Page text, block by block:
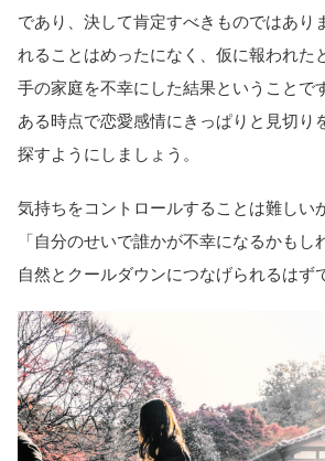
であり、決して肯定すべきものではあり
れることはめったになく、仮に報われた
手の家庭を不幸にした結果ということで
ある時点で恋愛感情にきっぱりと見切り
探すようにしましょう。
気持ちをコントロールすることは難しい
「自分のせいで誰かが不幸になるかもし
自然とクールダウンにつなげられるはず